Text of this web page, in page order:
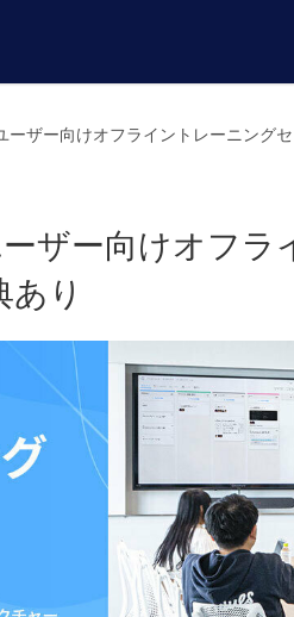
ザー向けオフライントレーニング
ザー向けオフラ
り